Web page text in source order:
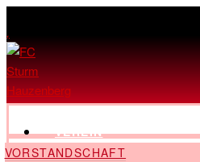
,
VEREIN
VORSTANDSCHAFT